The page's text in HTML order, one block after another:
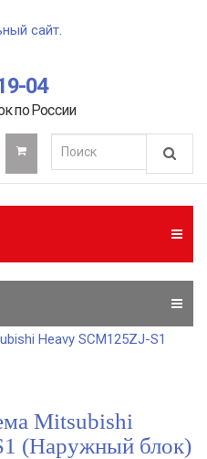
04
по России
Mitsubishi
(Наружный блок)